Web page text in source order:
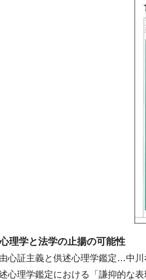
理学と法学の止揚の可能性
心証主義と供述心理学鑑定…中川
心理学鑑定における「謙抑的な